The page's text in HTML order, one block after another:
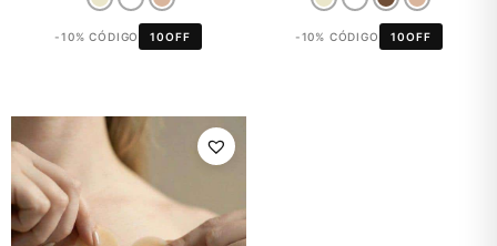
-10% CÓDIGO 10OFF -10% CÓDIGO 10OFF